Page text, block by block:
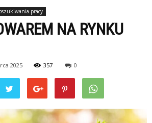
pracy
NA RYNKU
2025 357 0